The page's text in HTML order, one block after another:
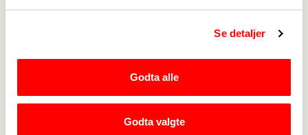
Se detaljer
Godta alle
Godta valgte